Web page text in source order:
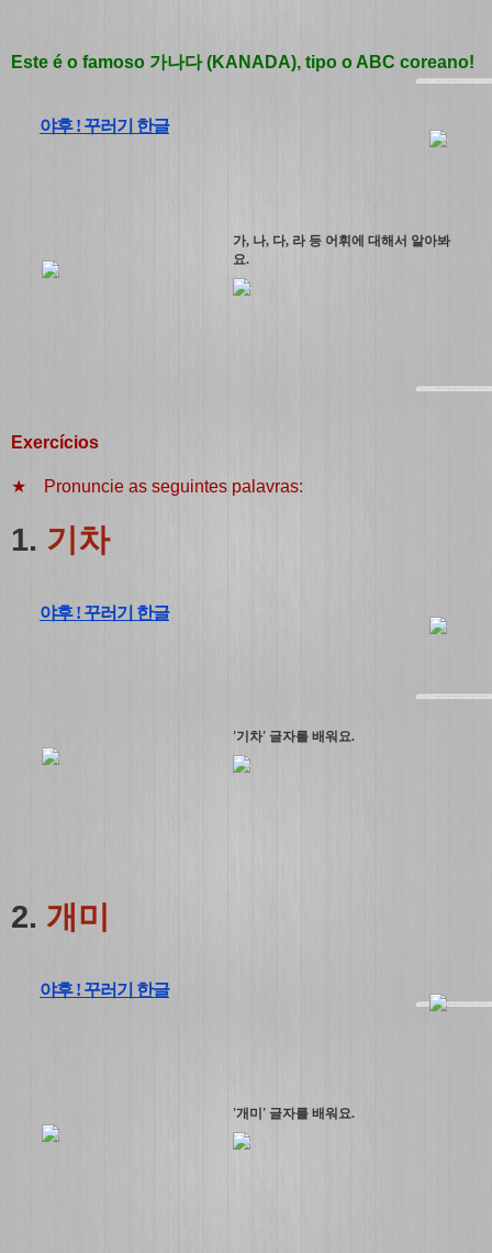
Este é o famoso 가나다 (KANADA), tipo o ABC coreano!
야후 ! 꾸러기 한글
가, 나, 다, 라 등 어휘에 대해서 알아봐
요.
Exercícios
★ Pronuncie as seguintes palavras:
1. 기차
야후 ! 꾸러기 한글
'기차' 글자를 배워요.
2. 개미
야후 ! 꾸러기 한글
'개미' 글자를 배워요.